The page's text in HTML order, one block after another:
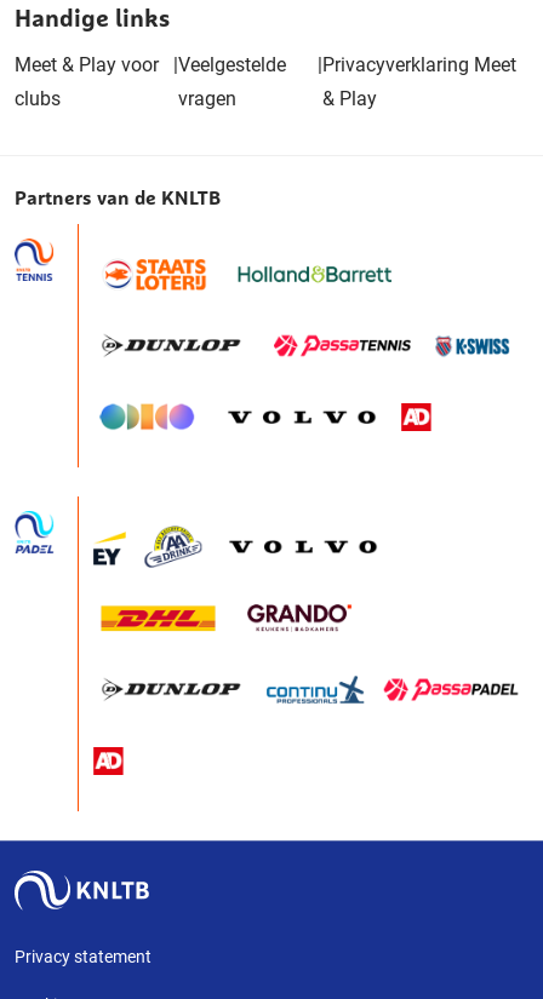
Handige links
Meet & Play voor
clubs
|Veelgestelde
vragen
|Privacyverklaring Meet
& Play
Partners van de KNLTB
Privacy statement